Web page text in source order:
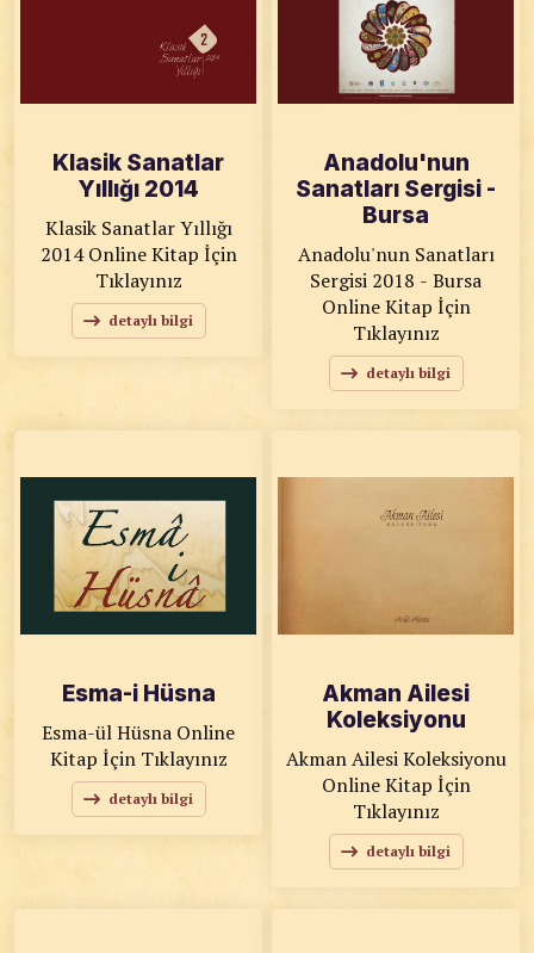
Klasik Sanatlar
Yıllığı 2014
Klasik Sanatlar Yıllığı
2014 Online Kitap İçin
Tıklayınız
detaylı bilgi
Anadolu'nun
Sanatları Sergisi -
Bursa
Anadolu'nun Sanatları
Sergisi 2018 - Bursa
Online Kitap İçin
Tıklayınız
detaylı bilgi
Esma-i Hüsna
Esma-ül Hüsna Online
Kitap İçin Tıklayınız
detaylı bilgi
Akman Ailesi
Koleksiyonu
Akman Ailesi Koleksiyonu
Online Kitap İçin
Tıklayınız
detaylı bilgi